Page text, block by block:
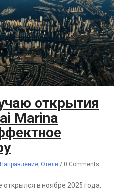
открытия
Marina
Направление, Отели / 0 Comments
в ноябре 2025 года.